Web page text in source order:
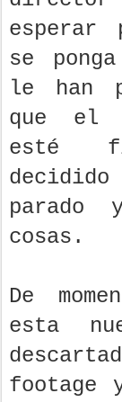
esperar
se
le han
que el
esté
parado
cosas.
De
esta
footage